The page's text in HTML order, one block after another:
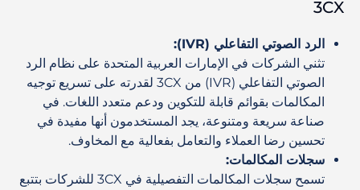
3CX
الرد الصوتي التفاعلي (IVR):
تثني الشركات في الإمارات العربية المتحدة على نظام الرد
الصوتي التفاعلي (IVR) من 3CX لقدرته على تسريع توجيه
المكالمات بقوائم قابلة للتكوين ودعم متعدد اللغات. في
صناعة سريعة ومتنوعة، يجد المستخدمون أنها مفيدة في
تحسين رضا العملاء والتعامل بفعالية مع المخاوف.
سجلات المكالمات:
تسمح سجلات المكالمات التفصيلية في 3CX للشركات بتتبع